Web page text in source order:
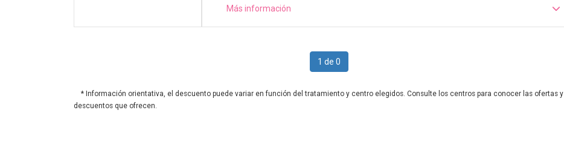
Más información
1 de 0
* Información orientativa, el descuento puede variar en función del tratamiento y centro elegidos. Consulte los centros para conocer las ofertas y
descuentos que ofrecen.